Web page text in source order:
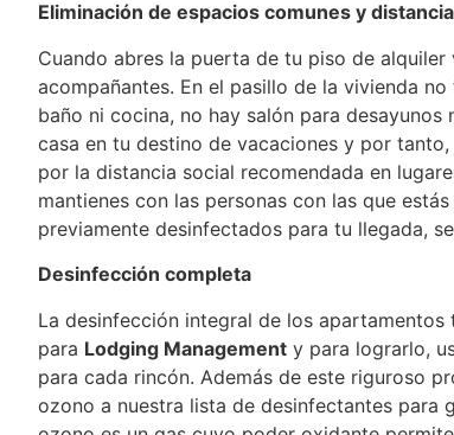
Eliminación de espacios comunes y
Cuando abres la puerta de tu piso de
acompañantes. En el pasillo de la vivienda
baño ni cocina, no hay salón para
casa en tu destino de vacaciones y por
por la distancia social recomendada en
mantienes con las personas con las que
previamente desinfectados para tu llegada,
Desinfección completa
La desinfección integral de los
para Lodging Management y para lograrlo,
para cada rincón. Además de este riguroso
ozono a nuestra lista de desinfectantes para